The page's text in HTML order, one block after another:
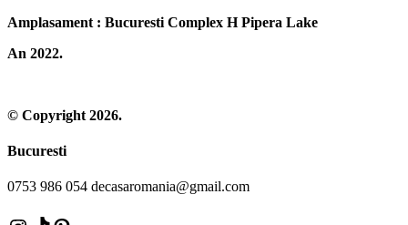
Amplasament : Bucuresti Complex H Pipera Lake
An 2022.
© Copyright 2026.
Bucuresti
0753 986 054 decasaromania@gmail.com